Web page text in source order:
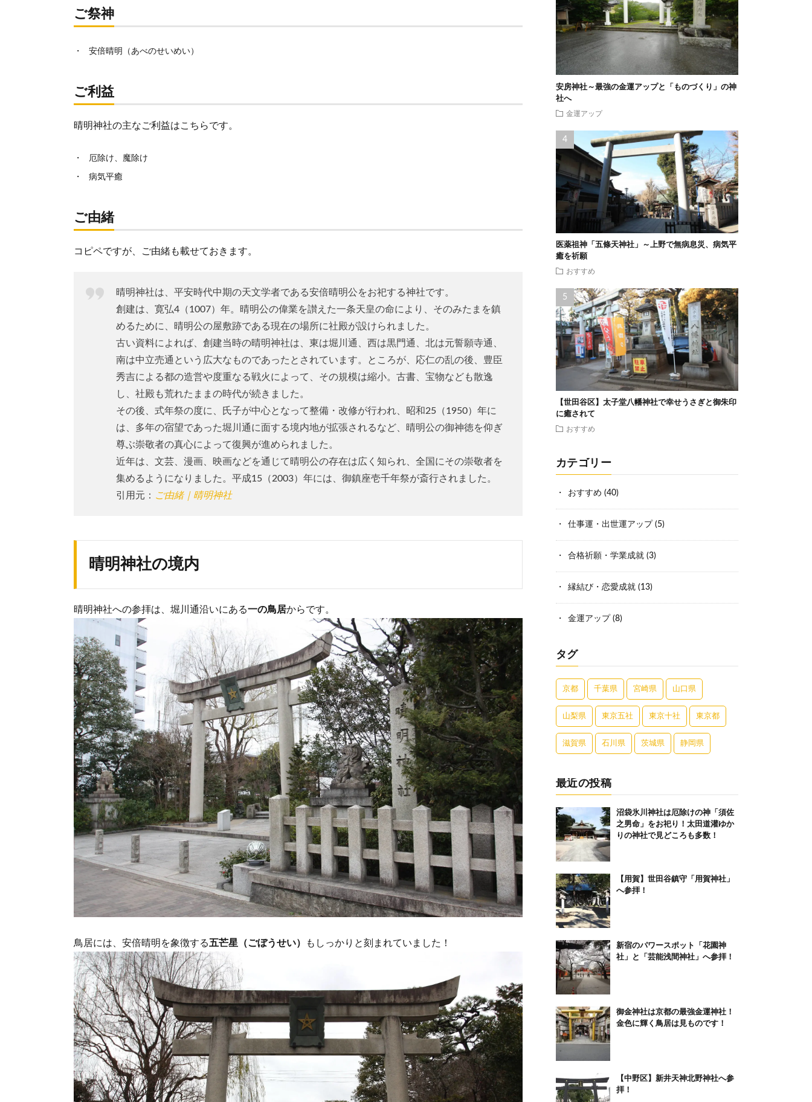
ご祭神
安倍晴明（あべのせいめい）
ご利益
晴明神社の主なご利益はこちらです。
厄除け、魔除け
病気平癒
ご由緒
コピペですが、ご由緒も載せておきます。
晴明神社は、平安時代中期の天文学者である安倍晴明公をお祀する神社です。
創建は、寛弘4（1007）年。晴明公の偉業を讃えた一条天皇の命により、そのみたまを鎮
めるために、晴明公の屋敷跡である現在の場所に社殿が設けられました。
古い資料によれば、創建当時の晴明神社は、東は堀川通、西は黒門通、北は元誓願寺通、
南は中立売通という広大なものであったとされています。ところが、応仁の乱の後、豊臣
秀吉による都の造営や度重なる戦火によって、その規模は縮小。古書、宝物なども散逸
し、社殿も荒れたままの時代が続きました。
その後、式年祭の度に、氏子が中心となって整備・改修が行われ、昭和25（1950）年に
は、多年の宿望であった堀川通に面する境内地が拡張されるなど、晴明公の御神徳を仰ぎ
尊ぶ崇敬者の真心によって復興が進められました。
近年は、文芸、漫画、映画などを通じて晴明公の存在は広く知られ、全国にその崇敬者を
集めるようになりました。平成15（2003）年には、御鎮座壱千年祭が斎行されました。
引用元： ご由緒｜晴明神社
晴明神社の境内
晴明神社への参拝は、堀川通沿いにある一の鳥居からです。
鳥居には、安倍晴明を象徴する 五芒星（ごぼうせい） もしっかりと刻まれていました！
安房神社～最強の金運アップと「ものづくり」の神
社へ
金運アップ
医薬祖神「五條天神社」～上野で無病息災、病気平
癒を祈願
おすすめ
【世田谷区】太子堂八幡神社で幸せうさぎと御朱印
に癒されて
おすすめ
カテゴリー
おすすめ (40)
仕事運・出世運アップ (5)
合格祈願・学業成就(3)
縁結び・恋愛成就(13)
金運アップ (8)
タグ
京都 千葉県 宮崎県 山口県
山梨県 東京五社 東京十社 東京都
滋賀県 石川県 茨城県 静岡県
最近の投稿
沼袋氷川神社は厄除けの神「須佐
之男命」をお祀り！太田道灌ゆか
りの神社で見どころも多数！
【用賀】世田谷鎮守「用賀神社」
へ参拝！
新宿のパワースポット「花園神
社」と「芸能浅間神社」へ参拝！
御金神社は京都の最強金運神社！
金色に輝く鳥居は見ものです！
【中野区】新井天神北野神社へ参
拝！